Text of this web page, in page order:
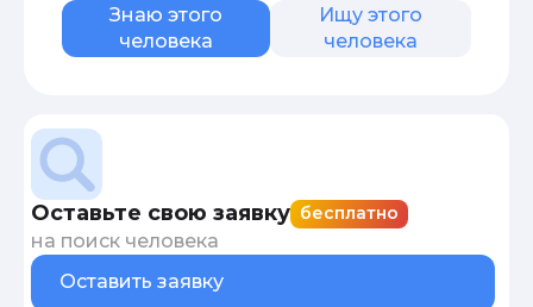
Знаю этого
человека
Ищу этого
человека
Оставьте свою заявку бесплатно
на поиск человека
Оставить заявку